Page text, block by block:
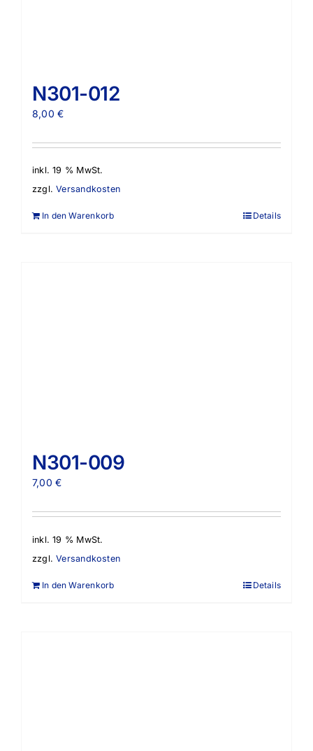
N301-012
8,00€
inkl. 19 % MwSt.
zzgl.Versandkosten
In den Warenkorb Details
N301-009
7,00€
inkl. 19 % MwSt.
zzgl.Versandkosten
In den Warenkorb Details